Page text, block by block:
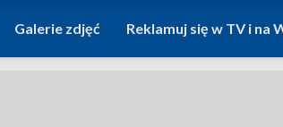
Galerie zdjęć Reklamuj się w TV i na